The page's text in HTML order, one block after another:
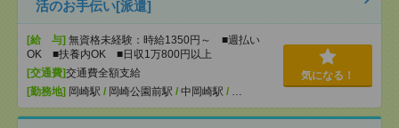
活のお手伝い[派遣]
[給 与] 無資格未経験：時給1350円～ ■週払い
OK ■扶養内OK ■日収1万800円以上
[交通費]交通費全額支給
[勤務地] 岡崎駅 / 岡崎公園前駅 / 中岡崎駅 / …
気になる！